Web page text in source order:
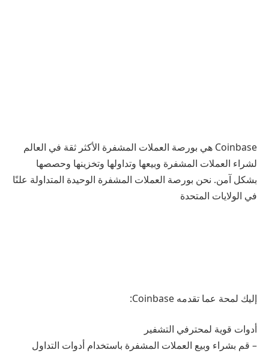
Coinbase هي بورصة العملات المشفرة الأكثر ثقة في العالم
لشراء العملات المشفرة وبيعها وتداولها وتخزينها وحصصها
بشكل آمن. نحن بورصة العملات المشفرة الوحيدة المتداولة علنًا
في الولايات المتحدة
إليك لمحة عما تقدمه Coinbase:
أدوات قوية لمحترفي التشفير
– قم بشراء وبيع العملات المشفرة باستخدام أدوات التداول